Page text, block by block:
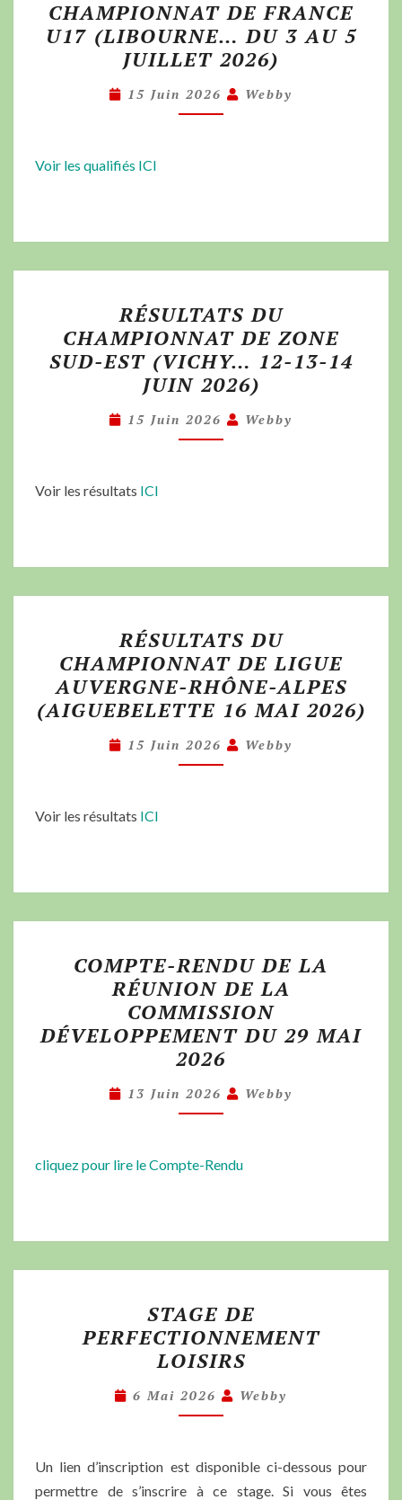
CHAMPIONNAT DE FRANCE
U17 (LIBOURNE… DU 3 AU 5
JUILLET 2026)
15 Juin 2026 Webby
Voir les qualifiés ICI
RÉSULTATS DU
CHAMPIONNAT DE ZONE
SUD-EST (VICHY… 12-13-14
JUIN 2026)
15 Juin 2026 Webby
Voir les résultats ICI
RÉSULTATS DU
CHAMPIONNAT DE LIGUE
AUVERGNE-RHÔNE-ALPES
(AIGUEBELETTE 16 MAI 2026)
15 Juin 2026 Webby
Voir les résultats ICI
COMPTE-RENDU DE LA
RÉUNION DE LA
COMMISSION
DÉVELOPPEMENT DU 29 MAI
2026
13 Juin 2026 Webby
cliquez pour lire le Compte-Rendu
STAGE DE
PERFECTIONNEMENT
LOISIRS
6 Mai 2026 Webby
Un lien d’inscription est disponible ci-dessous pour
permettre de s’inscrire à ce stage. Si vous êtes